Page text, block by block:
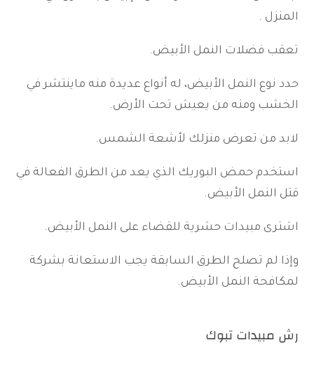
المنزل .
تعقب فضلات النمل الأبيض.
حدد نوع النمل الأبيض، له أنواع عديدة منه ماينتشر في
الخشب ومنه من يعيش تحت الأرض.
لابد من تعرض منزلك لأشعة الشمس.
استخدم حمض البوريك الذي يعد من الطرق الفعالة في
قتل النمل الأبيض.
اشترى مبيدات حشرية للقضاء على النمل الأبيض.
وإذا لم تصلح الطرق السابقة يجب الاستعانة بشركة
لمكافحة النمل الأبيض.
رش مبيدات تبوك